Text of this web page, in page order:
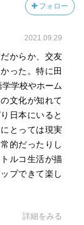
フォロー
2021.09.29
からか、交友
った。特に田
学校やホーム
文化が知れて
日本にいると
とっては現実
的だったりし
ルコ生活が描
プできて楽し
詳細をみる